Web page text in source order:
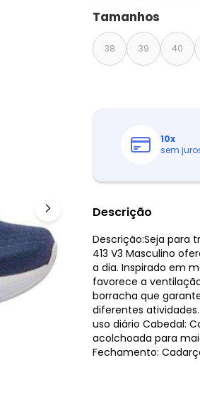
Tamanhos
38 39 40
10x
sem
Descrição
Descrição:Seja para
413 V3 Masculino
a dia. Inspirado em
favorece a
borracha que
diferentes atividades.
uso diário Cabedal:
acolchoada para
Fechamento: